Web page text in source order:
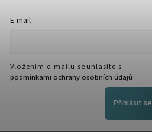
E-mail
Vložením e-mailu souhlasíte s
podmínkami ochrany osobních údajů
Přihlásit se